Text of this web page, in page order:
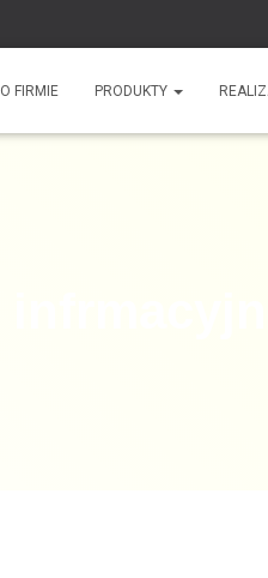
O FIRMIE PRODUKTY